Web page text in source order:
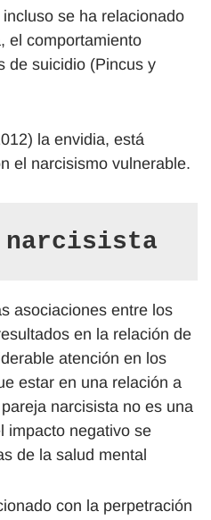
se ha relacionado
el comportamiento
de suicidio (Pincus y
la envidia, está
el narcisismo vulnerable.
asociaciones entre los
en la relación de
atención en los
estar en una relación a
narcisista no es una
impacto negativo se
de la salud mental
con la perpetración